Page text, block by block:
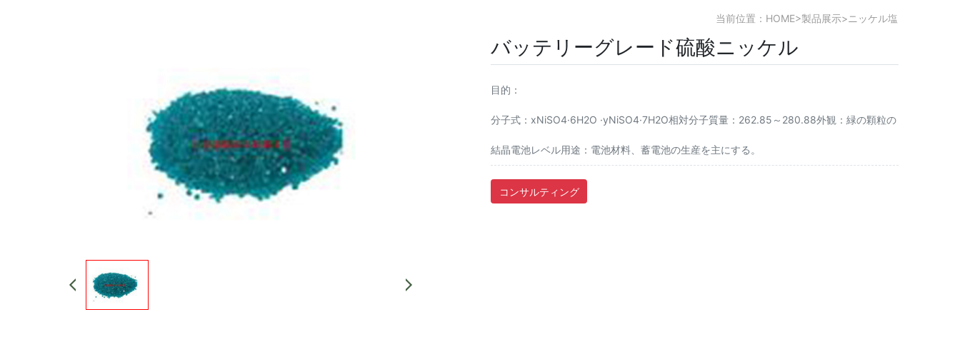
当前位置： HOME>製品展示> ニッケル塩
バッテリーグレード硫酸ニッケル
目的：
分子式：xNiSO4·6H2O ·yNiSO4·7H2O相対分子質量：262.85～280.88外観：緑の顆粒の
結晶電池レベル用途：電池材料、蓄電池の生産を主にする。
コンサルティング